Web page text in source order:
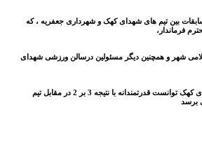
بین تیم های شهدای کهک و شهرداری جعفریه ، که
فرماندار،
شهر و همچنین دیگر مسئولین درسالن ورزشی شهدای
درانتها نتیجه حاصل آمده، تیم شهدای کهک توانست قدرتمندانه با نتیجه 3 بر 2 در مقابل تیم
برسد